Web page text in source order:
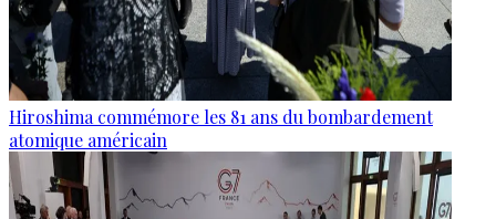
Hiroshima commémore les 81 ans du bombardement
atomique américain